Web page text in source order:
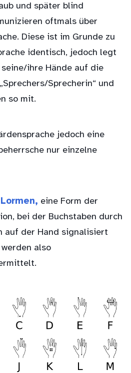
und später blind
oftmals über
Diese ist im Grunde zu
identisch, jedoch legt
ihre Hände auf die
Sprecherin“ und
so mit.
jedoch eine
nur einzelne
Lormen, eine Form der
bei der Buchstaben durch
auf der Hand signalisiert
also